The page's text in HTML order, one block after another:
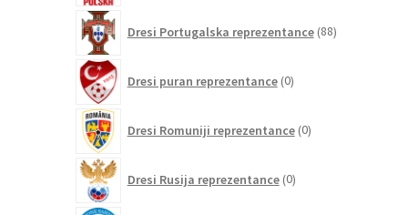
Dresi Portugalska reprezentance 88izdelkov
Dresi puran reprezentance 0izdelkov
Dresi Romuniji reprezentance 0izdelkov
Dresi Rusija reprezentance 0izdelkov